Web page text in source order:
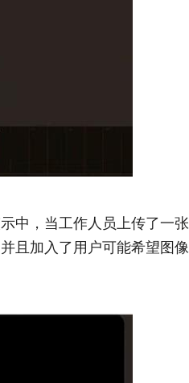
中，当工作人员上传了一张
且加入了用户可能希望图像